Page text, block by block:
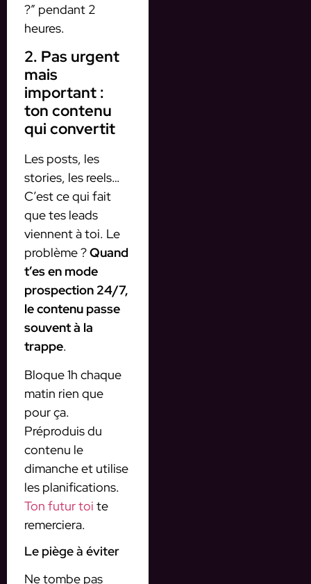
?” pendant 2
heures.
2. Pas urgent
mais
important :
ton contenu
qui convertit
Les posts, les
stories, les reels…
C’est ce qui fait
que tes leads
viennent à toi. Le
problème ?Quand
t’es en mode
prospection 24/7,
le contenu passe
souvent à la
trappe.
Bloque 1h chaque
matin rien que
pour ça.
Préproduis du
contenu le
dimanche et utilise
les planifications.
Ton futur toi te
remerciera.
Le piège à éviter
Ne tombe pas